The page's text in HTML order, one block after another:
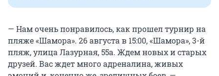
— Нам очень понравилось, как прошел турнир на
пляже «Шамора». 26 августа в 15:00, «Шамора», 3-й
пляж, улица Лазурная, 55а. Ждем новых и старых
друзей. Вас ждет много адреналина, живых